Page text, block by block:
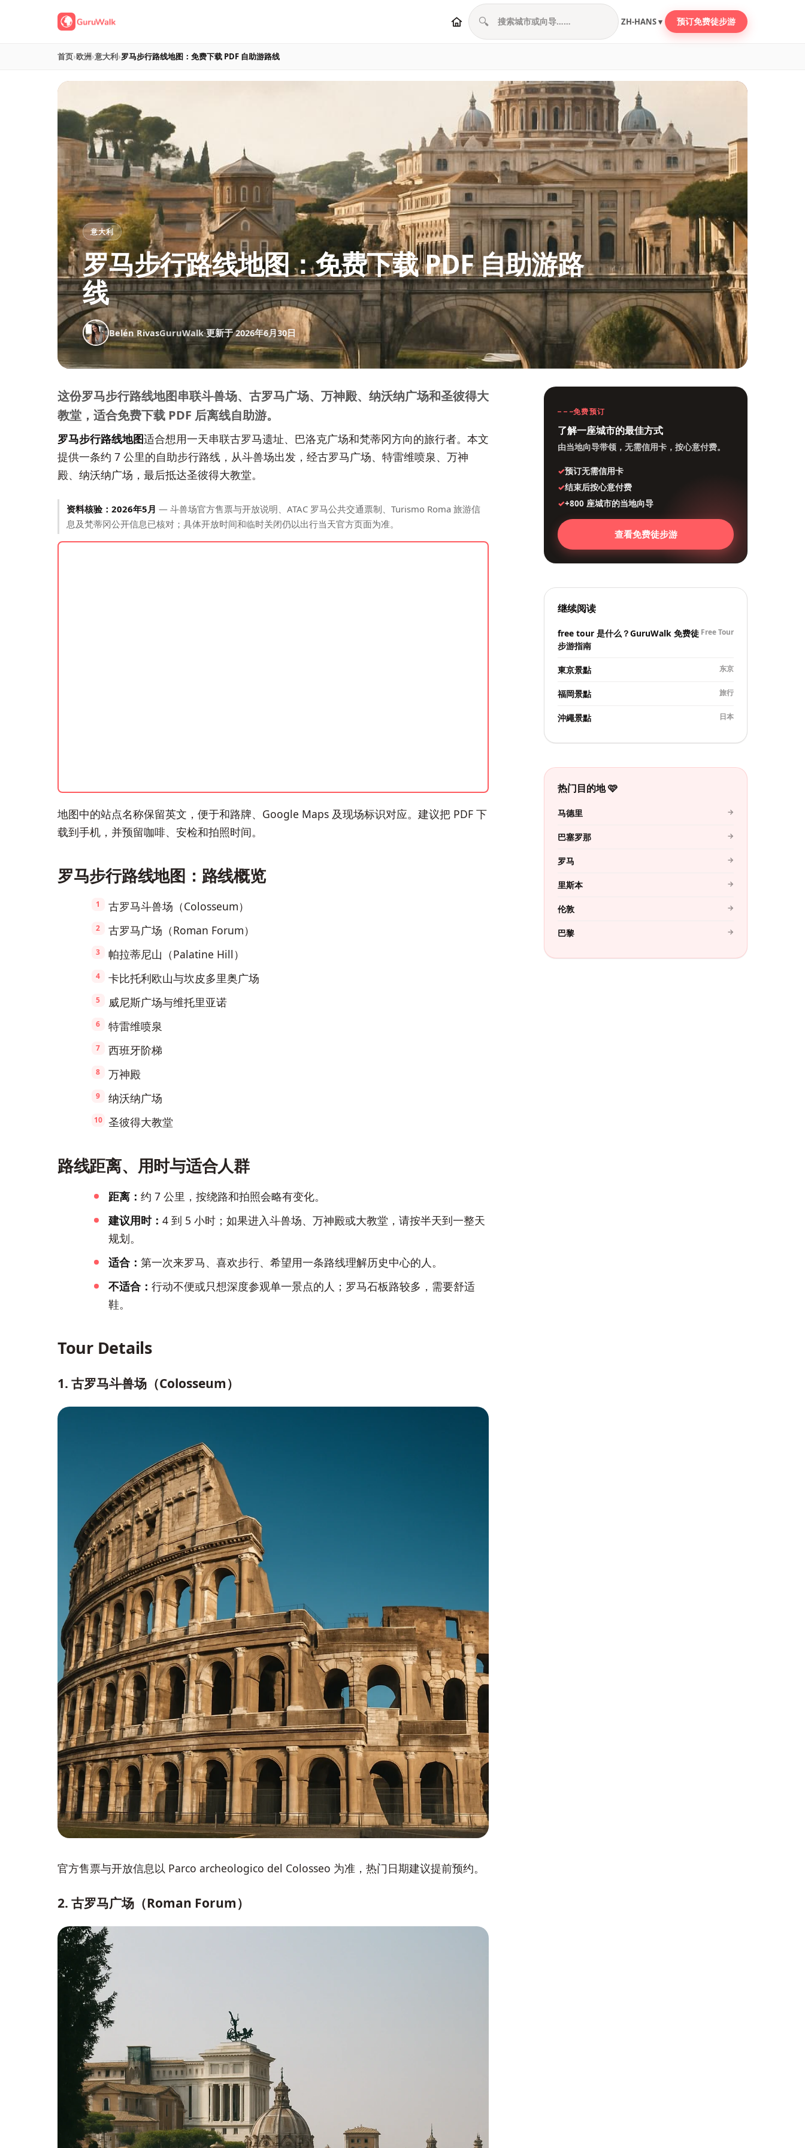
🔍 ZH-HANS ▾ 预订免费徒步游
首页›欧洲›意大利›罗马步行路线地图：免费下载 PDF 自助游路线
意大利
罗马步行路线地图：免费下载 PDF 自助游路
线
Belén RivasGuruWalk·更新于 2026年6月30日
这份罗马步行路线地图串联斗兽场、古罗马广场、万神殿、纳沃纳广场和圣彼得大
教堂，适合免费下载 PDF 后离线自助游。
罗马步行路线地图适合想用一天串联古罗马遗址、巴洛克广场和梵蒂冈方向的旅行者。本文
提供一条约 7 公里的自助步行路线，从斗兽场出发，经古罗马广场、特雷维喷泉、万神
殿、纳沃纳广场，最后抵达圣彼得大教堂。
资料核验：2026年5月 — 斗兽场官方售票与开放说明、ATAC 罗马公共交通票制、Turismo Roma 旅游信
息及梵蒂冈公开信息已核对；具体开放时间和临时关闭仍以出行当天官方页面为准。
地图中的站点名称保留英文，便于和路牌、Google Maps 及现场标识对应。建议把 PDF 下
载到手机，并预留咖啡、安检和拍照时间。
罗马步行路线地图：路线概览
古罗马斗兽场（Colosseum）
古罗马广场（Roman Forum）
帕拉蒂尼山（Palatine Hill）
卡比托利欧山与坎皮多里奥广场
威尼斯广场与维托里亚诺
特雷维喷泉
西班牙阶梯
万神殿
纳沃纳广场
圣彼得大教堂
路线距离、用时与适合人群
距离： 约 7 公里，按绕路和拍照会略有变化。
建议用时： 4 到 5 小时；如果进入斗兽场、万神殿或大教堂，请按半天到一整天
规划。
适合： 第一次来罗马、喜欢步行、希望用一条路线理解历史中心的人。
不适合： 行动不便或只想深度参观单一景点的人；罗马石板路较多，需要舒适
鞋。
Tour Details
1. 古罗马斗兽场（Colosseum）
官方售票与开放信息以 Parco archeologico del Colosseo 为准，热门日期建议提前预约。
2. 古罗马广场（Roman Forum）
免费预订
了解一座城市的最佳方式
由当地向导带领，无需信用卡，按心意付费。
预订无需信用卡
结束后按心意付费
+800 座城市的当地向导
查看免费徒步游
继续阅读
free tour 是什么？GuruWalk 免费徒
步游指南
Free Tour
東京景點 东京
福岡景點 旅行
沖繩景點 日本
热门目的地 🩷
马德里 →
巴塞罗那 →
罗马 →
里斯本 →
伦敦 →
巴黎 →